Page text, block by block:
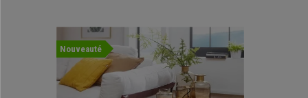
Nouveauté